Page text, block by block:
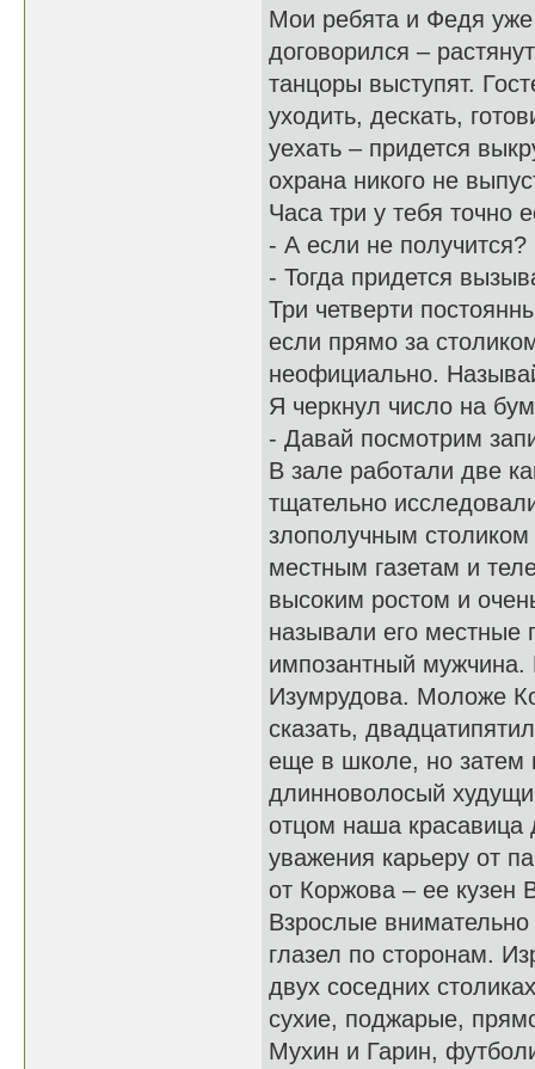
Мои ребята и Федя уже
договорился –
танцоры выступят.
уходить, дескать,
уехать – придется
охрана никого не
Часа три у тебя точно
- А если не получится?
- Тогда придется
Три четверти
если прямо за
неофициально.
Я черкнул число на
- Давай посмотрим
В зале работали две
тщательно
злополучным столиком
местным газетам и
высоким ростом и
называли его местные
импозантный мужчина.
Изумрудова. Моложе
сказать,
еще в школе, но затем
длинноволосый
отцом наша
уважения карьеру от
от Коржова – ее кузен
Взрослые
глазел по сторонам.
двух соседних
сухие, поджарые,
Мухин и Гарин,